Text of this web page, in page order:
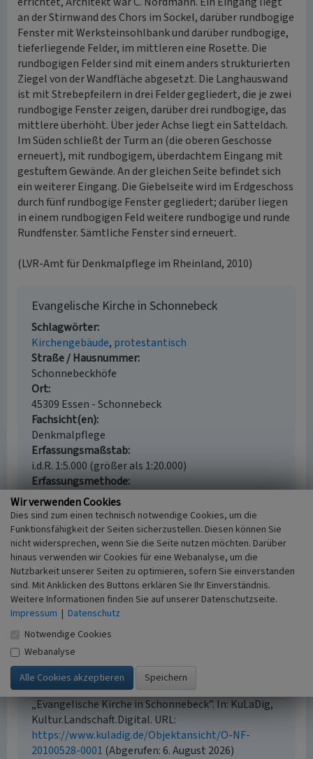
an der Stirnwand des Chors im Sockel, darüber rundbogige
Fenster mit Werksteinsohlbank und darüber rundbogige,
tieferliegende Felder, im mittleren eine Rosette. Die
rundbogigen Felder sind mit einem anders strukturierten
Ziegel von der Wandfläche abgesetzt. Die Langhauswand
ist mit Strebepfeilern in drei Felder gegliedert, die je zwei
rundbogige Fenster zeigen, darüber drei rundbogige, das
mittlere überhöht. Über jeder Achse liegt ein Satteldach.
Im Süden schließt der Turm an (die oberen Geschosse
erneuert), mit rundbogigem, überdachtem Eingang mit
gestuftem Gewände. An der gleichen Seite befindet sich
ein weiterer Eingang. Die Giebelseite wird im Erdgeschoss
durch fünf rundbogige Fenster gegliedert; darüber liegen
in einem rundbogigen Feld weitere rundbogige und runde
Rundfenster. Sämtliche Fenster sind erneuert.
(LVR-Amt für Denkmalpflege im Rheinland, 2010)
Evangelische Kirche in Schonnebeck
Schlagwörter
Kirchengebäude protestantisch
Straße / Hausnummer
Schonnebeckhöfe
Ort
45309 Essen - Schonnebeck
Fachsicht(en)
Denkmalpflege
Erfassungsmaßstab
i.d.R. 1:5.000 (größer als 1:20.000)
Erfassungsmethode
Archivauswertung
Historischer Zeitraum
Beginn 1908
Empfohlene Zitierweise
Urheberrechtlicher Hinweis
Der hier präsentierte Inhalt ist urheberrechtlich
geschützt. Die angezeigten Medien unterliegen
möglicherweise zusätzlichen urheberrechtlichen
Bedingungen, die an diesen ausgewiesen sind.
Empfohlene Zitierweise
„Evangelische Kirche in Schonnebeck”. In: KuLaDig,
Kultur.Landschaft.Digital. URL:
https://www.kuladig.de/Objektansicht/O-NF-
20100528-0001 (Abgerufen: 6. August 2026)
Wir verwenden Cookies
Dies sind zum einen technisch notwendige Cookies, um die
Funktionsfähigkeit der Seiten sicherzustellen. Diesen können Sie
nicht widersprechen, wenn Sie die Seite nutzen möchten. Darüber
hinaus verwenden wir Cookies für eine Webanalyse, um die
Nutzbarkeit unserer Seiten zu optimieren, sofern Sie einverstanden
sind. Mit Anklicken des Buttons erklären Sie Ihr Einverständnis.
Weitere Informationen finden Sie auf unserer Datenschutzseite.
Impressum | Datenschutz
Notwendige Cookies
Webanalyse